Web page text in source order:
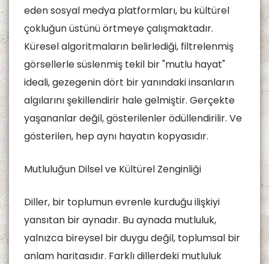
eden sosyal medya platformları, bu kültürel
çokluğun üstünü örtmeye çalışmaktadır.
Küresel algoritmaların belirlediği, filtrelenmiş
görsellerle süslenmiş tekil bir "mutlu hayat"
ideali, gezegenin dört bir yanındaki insanların
algılarını şekillendirir hale gelmiştir. Gerçekte
yaşananlar değil, gösterilenler ödüllendirilir. Ve
gösterilen, hep aynı hayatın kopyasıdır.
Mutluluğun Dilsel ve Kültürel Zenginliği
Diller, bir toplumun evrenle kurduğu ilişkiyi
yansıtan bir aynadır. Bu aynada mutluluk,
yalnızca bireysel bir duygu değil, toplumsal bir
anlam haritasıdır. Farklı dillerdeki mutluluk